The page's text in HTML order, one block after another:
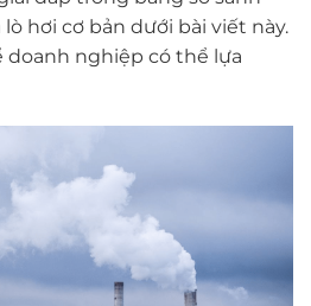
hơi cơ bản dưới bài viết này.
doanh nghiệp có thể lựa